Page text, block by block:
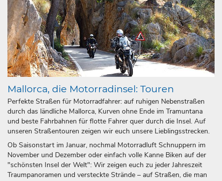
Mallorca, die Motorradinsel: Touren
Perfekte Straßen für Motorradfahrer: auf ruhigen Nebenstraßen
durch das ländliche Mallorca, Kurven ohne Ende im Tramuntana
und beste Fahrbahnen für flotte Fahrer quer durch die Insel. Auf
unseren Straßentouren zeigen wir euch unsere Lieblingsstrecken.
Ob Saisonstart im Januar, nochmal Motorradluft Schnuppern im
November und Dezember oder einfach volle Kanne Biken auf der
"schönsten Insel der Welt": Wir zeigen euch zu jeder Jahreszeit
Traumpanoramen und versteckte Strände – auf Straßen, die man